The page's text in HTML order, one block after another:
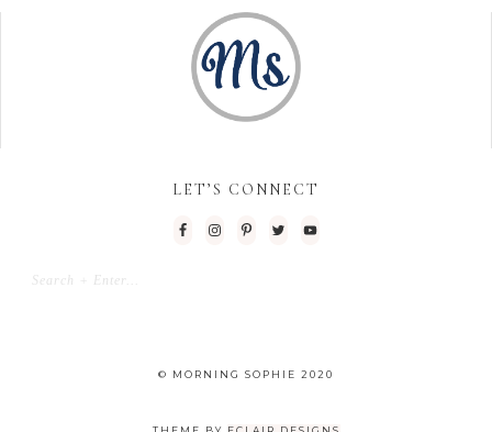
LET’S CONNECT
© MORNING SOPHIE 2020